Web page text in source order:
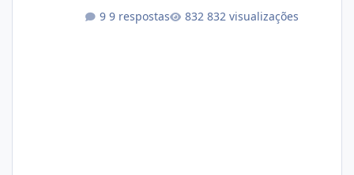
9 respostas
832 visualizações